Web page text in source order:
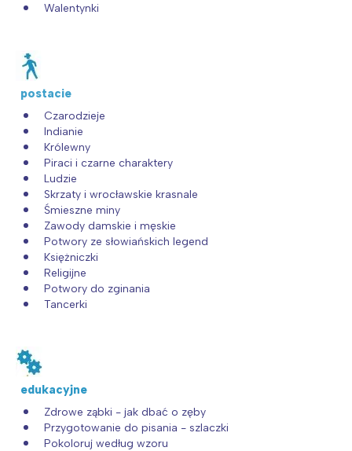
Walentynki
postacie
Czarodzieje
Indianie
Królewny
Piraci i czarne charaktery
Ludzie
Skrzaty i wrocławskie krasnale
Śmieszne miny
Zawody damskie i męskie
Potwory ze słowiańskich legend
Księżniczki
Religijne
Potwory do zginania
Tancerki
edukacyjne
Zdrowe ząbki - jak dbać o zęby
Przygotowanie do pisania - szlaczki
Pokoloruj według wzoru